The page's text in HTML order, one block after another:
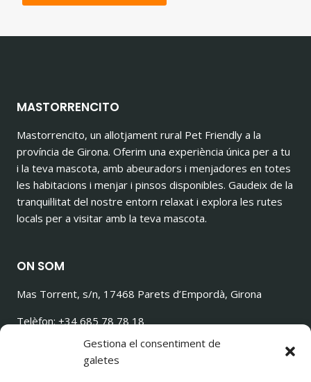
Gestiona el consentiment de
galetes
MASTORRENCITO
Mastorrencito, un allotjament rural Pet Friendly a la
província de Girona. Oferim una experiència única per a tu
i la teva mascota, amb abeuradors i menjadores en totes
les habitacions i menjar i pinsos disponibles. Gaudeix de la
tranquil·litat del nostre entorn relaxat i explora les rutes
locals per a visitar amb la teva mascota.
ON SOM
Mas Torrent, s/n, 17468 Parets d’Empordà, Girona
Telèfon: +34 685 78 78 18
ilovetorrencito@gmail.com